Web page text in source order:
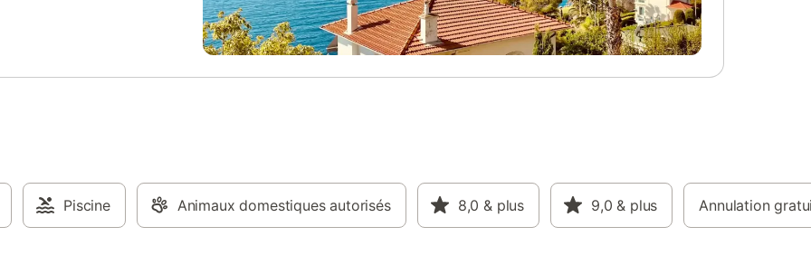
d’une douche à l’italienne, 1baignoire,1 WC
et un meuble vasque. Au niveau inférieur
donnant sur le jardin derrière la maison
vous trouverez un bureau bibliothèque
une petite salle de repos. Dans le jardin se
Piscine Animaux domestiques autorisés 8,0 & plus 9,0 & plus Annulation